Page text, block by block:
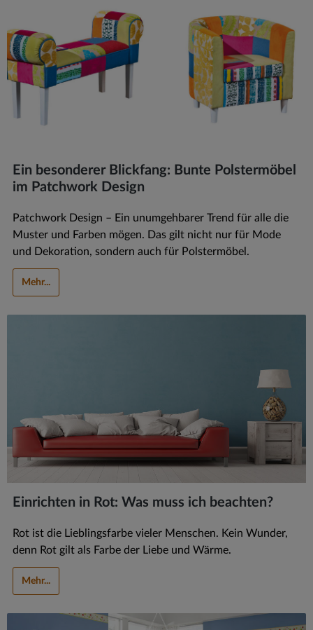
Ein besonderer Blickfang: Bunte Polstermöbel
im Patchwork Design
Patchwork Design – Ein unumgehbarer Trend für alle die
Muster und Farben mögen. Das gilt nicht nur für Mode
und Dekoration, sondern auch für Polstermöbel.
Mehr...
Einrichten in Rot: Was muss ich beachten?
Rot ist die Lieblingsfarbe vieler Menschen. Kein Wunder,
denn Rot gilt als Farbe der Liebe und Wärme.
Mehr...